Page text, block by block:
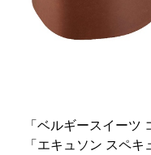
「ベルギースイーツ
「エキュソン スペキ